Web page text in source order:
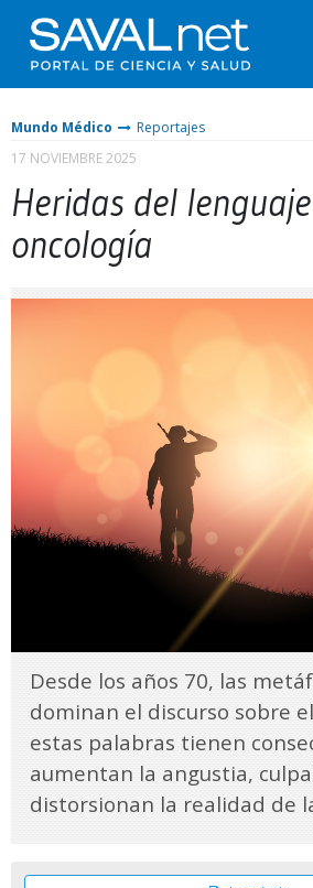
Mundo Médico
Reportajes
17 NOVIEMBRE 2025
Heridas del
oncología
Desde los años 70, las
dominan el discurso sobre
estas palabras tienen
aumentan la angustia,
distorsionan la realidad de